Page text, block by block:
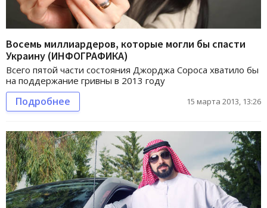
Восемь миллиардеров, которые могли бы спасти
Украину (ИНФОГРАФИКА)
Всего пятой части состояния Джорджа Сороса хватило бы
на поддержание гривны в 2013 году
Подробнее 15 марта 2013, 13:26